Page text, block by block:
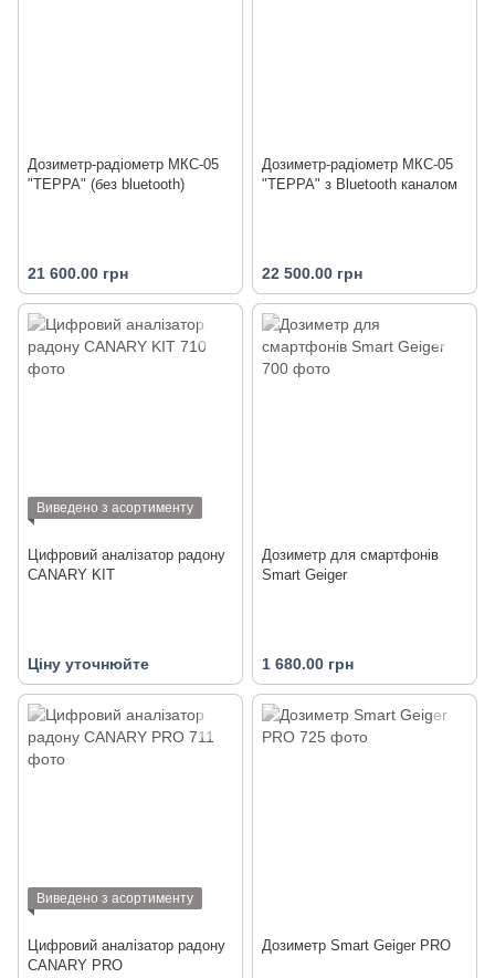
Дозиметр-радіометр МКС-05
"ТЕРРА" (без bluetooth)
21 600.00 грн
Дозиметр-радіометр МКС-05
"ТЕРРА" з Bluetooth каналом
22 500.00 грн
Виведено з асортименту
Цифровий аналізатор радону
CANARY KIT
Ціну уточнюйте
Дозиметр для смартфонів
Smart Geiger
1 680.00 грн
Виведено з асортименту
Цифровий аналізатор радону
CANARY PRO
Дозиметр Smart Geiger PRO